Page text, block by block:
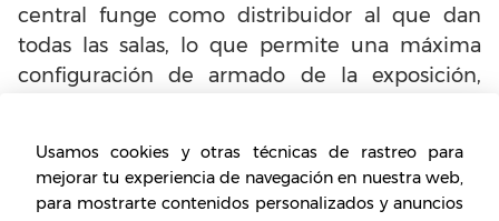
central funge como distribuidor al que dan
todas las salas, lo que permite una máxima
configuración de armado de la exposición,
transforma en un elemento central del
proyecto al hacer multiplicar las relaciones
Usamos cookies y otras técnicas de rastreo para
mejorar tu experiencia de navegación en nuestra web,
para mostrarte contenidos personalizados y anuncios